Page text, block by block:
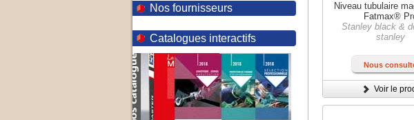
Nos fournisseurs
Catalogues interactifs
Niveau tubulaire
Fatmax®
Stanley black &
stanley
Nous
Voir le